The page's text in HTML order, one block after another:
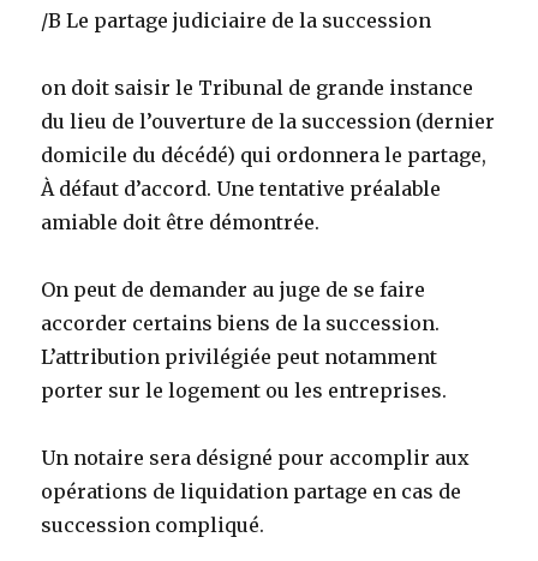
/B Le partage judiciaire de la succession
on doit saisir le Tribunal de grande instance
du lieu de l’ouverture de la succession (dernier
domicile du décédé) qui ordonnera le partage,
À défaut d’accord. Une tentative préalable
amiable doit être démontrée.
On peut de demander au juge de se faire
accorder certains biens de la succession.
L’attribution privilégiée peut notamment
porter sur le logement ou les entreprises.
Un notaire sera désigné pour accomplir aux
opérations de liquidation partage en cas de
succession compliqué.